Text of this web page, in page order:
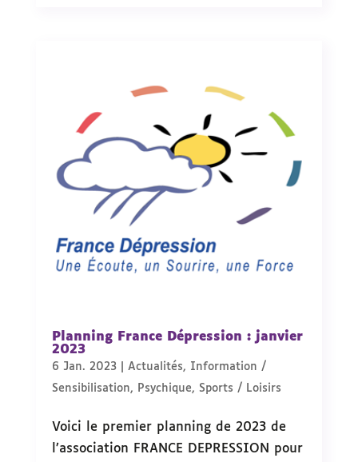
Planning France Dépression : janvier
2023
6 Jan. 2023| Actualités, Information /
Sensibilisation, Psychique, Sports / Loisirs
Voici le premier planning de 2023 de
l’association FRANCE DEPRESSION pour